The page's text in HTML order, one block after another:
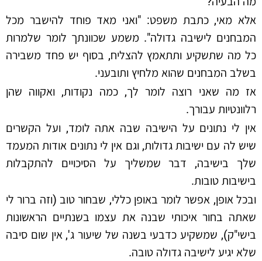
אלא מאי, כתבת משפט: "ואני מאד פוחד להישבר מכל
המבחנים לישיבה גדולה". משמע שכוונתך לומר שלמרות
כל מה שתשקיע ותתאמץ להצליח, בסוף יש פחד משבירה
בשלב המבחנים שהוא מלחיץ ותובעני.
אז מה שאני רוצה לומר לך, כמה נקודות, ואקווה שהן
רלוונטיות עבורך.
אין לי נתונים על הישיבה שבה אתה לומד, ועל הקשרים
שיש לה עם ישיבות גדולות, וגם אין לי נתונים אודות המעמד
שלך בישיבה, דבר שמשליך על הסיכויים להתקבלות
בישיבות טובות.
ובכל אופן, אפשר לומר באופן כללי, שבחור טוב (וזה ברור לי
שאתה בחור איכותי שבנה את עצמו בשנתיים הראשונות
בישי"ק), שמשקיע כדבעי בשנה של שיעור ג', אין שום סיבה
שלא יגיע לישיבה גדולה טובה.